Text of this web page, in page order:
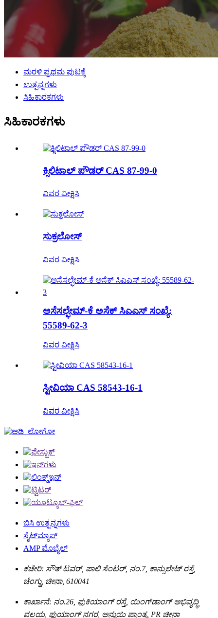
ಮರಳಿ ಪ್ರಥಮ ಪುಟಕ್ಕೆ
ಉತ್ಪನ್ನಗಳು
ಸಿಹಿಕಾರಕಗಳು
ಸಿಹಿಕಾರಕಗಳು
ಕ್ಸಿಲಿಟಾಲ್ ಪೌಡರ್ CAS 87-99-0
ವಿವರ ವೀಕ್ಷಿಸಿ
ಸುಕ್ರಲೋಸ್
ವಿವರ ವೀಕ್ಷಿಸಿ
ಅಸೆಸಲ್ಫೇಮ್-ಕೆ ಅಸೆಕ್ ಸಿಎಎಸ್ ಸಂಖ್ಯೆ:
55589-62-3
ವಿವರ ವೀಕ್ಷಿಸಿ
ಸ್ಟೀವಿಯಾ CAS 58543-16-1
ವಿವರ ವೀಕ್ಷಿಸಿ
ಬಿಸಿ ಉತ್ಪನ್ನಗಳು
ಸೈಟ್‌ಮ್ಯಾಪ್
AMP ಮೊಬೈಲ್
ಕಚೇರಿ: ಸೌತ್ ಟವರ್, ಪಾಲಿ ಸೆಂಟರ್, ನಂ.7, ಕಾನ್ಸುಲೇಟ್ ರಸ್ತೆ,
ಚೆಂಗ್ಡು, ಚೀನಾ, 610041
ಕಾರ್ಖಾನೆ: ನಂ.26, ಫುಕಿಯಾಂಗ್ ರಸ್ತೆ, ಯಿಂಗ್‌ಡಾಂಗ್ ಅಭಿವೃದ್ಧಿ
ವಲಯ, ಫುಯಾಂಗ್ ನಗರ, ಅನ್ಹುಯಿ ಪ್ರಾಂತ್ಯ, PR ಚೀನಾ